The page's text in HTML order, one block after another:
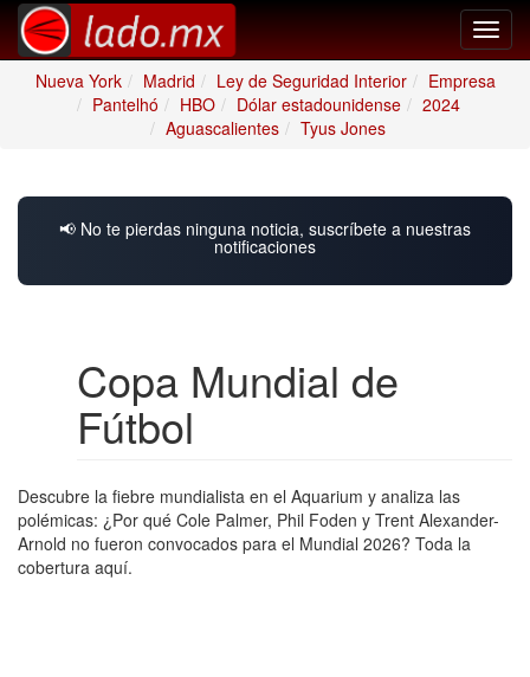
Nueva York
Madrid Ley de Seguridad Interior
Empresa
Pantelhó
HBO Dólar estadounidense
2024
Aguascalientes
Tyus Jones
📢 No te pierdas ninguna noticia, suscríbete a nuestras
notificaciones
Copa Mundial de
Fútbol
Descubre la fiebre mundialista en el Aquarium y analiza las
polémicas: ¿Por qué Cole Palmer, Phil Foden y Trent Alexander-
Arnold no fueron convocados para el Mundial 2026? Toda la
cobertura aquí.